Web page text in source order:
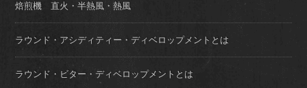
焙煎機 直火・半熱風・熱風
ラウンド・アシディティー・ディベロップメントとは
ラウンド・ビター・ディベロップメントとは